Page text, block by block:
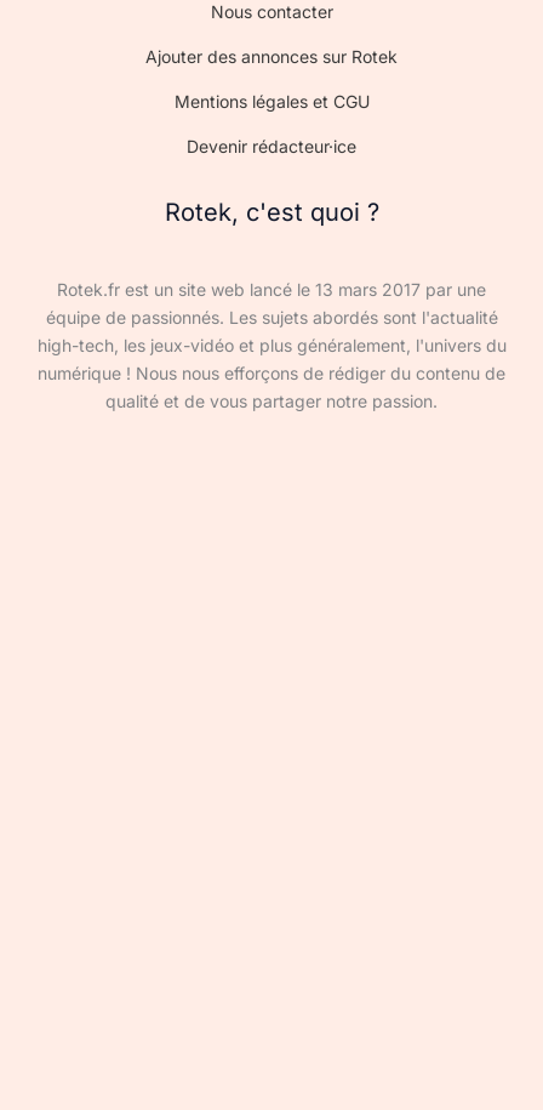
Nous contacter
Ajouter des annonces sur Rotek
Mentions légales et CGU
Devenir rédacteur·ice
Rotek, c'est quoi ?
Rotek.fr est un site web lancé le 13 mars 2017 par une
équipe de passionnés. Les sujets abordés sont l'actualité
high-tech, les jeux-vidéo et plus généralement, l'univers du
numérique ! Nous nous efforçons de rédiger du contenu de
qualité et de vous partager notre passion.